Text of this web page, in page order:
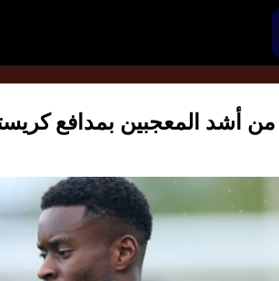
من أشد المعجبين بمدافع